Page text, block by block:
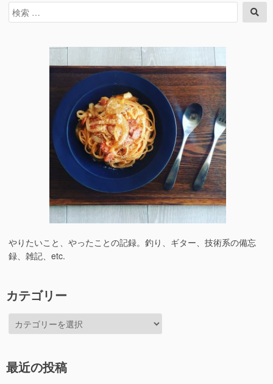
検
索
索
やりたいこと、やったことの記録。釣り、ギター、技術系の備忘
録、雑記、etc.
カテゴリー
テ
ー
最近の投稿